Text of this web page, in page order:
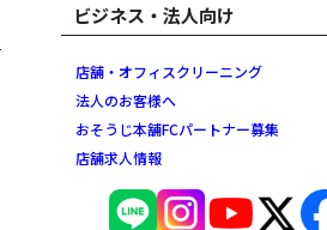
ビジネス・法人向け
店舗・オフィスクリーニング
法人のお客様へ
おそうじ本舗FCパートナー募集
店舗求人情報